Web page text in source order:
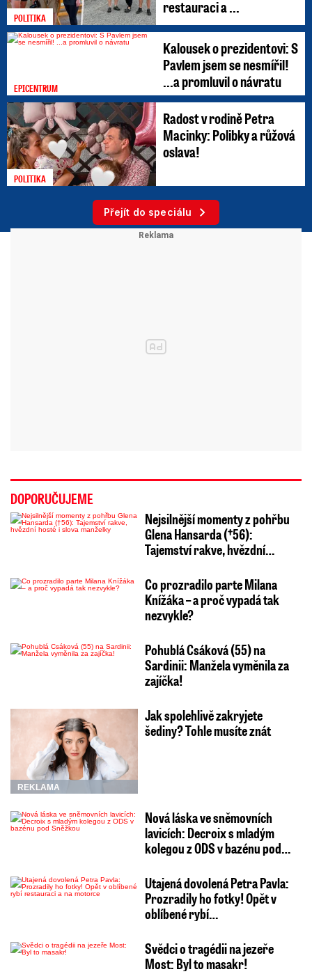
POLITIKA
restauraci a ...
EPICENTRUM
Kalousek o prezidentovi: S
Pavlem jsem se nesmířil!
...a promluvil o návratu
POLITIKA
Radost v rodině Petra
Macinky: Polibky a růžová
oslava!
Přejít do speciálu
DOPORUČUJEME
Nejsilnější momenty z pohřbu
Glena Hansarda (†56):
Tajemství rakve, hvězdní…
Co prozradilo parte Milana
Knížáka – a proč vypadá tak
nezvykle?
Pohublá Csáková (55) na
Sardinii: Manžela vyměnila za
zajíčka!
REKLAMA
Jak spolehlivě zakryjete
šediny? Tohle musíte znát
Nová láska ve sněmovních
lavicích: Decroix s mladým
kolegou z ODS v bazénu pod…
Utajená dovolená Petra Pavla:
Prozradily ho fotky! Opět v
oblíbené rybí…
Svědci o tragédii na jezeře
Most: Byl to masakr!